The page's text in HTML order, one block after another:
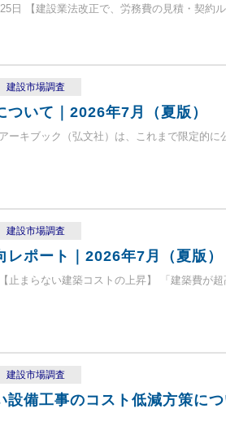
日 【建設業法改正で、労務費の見積・契約
建設市場調査
ついて｜2026年7月（夏版）
ーキブック（弘文社）は、これまで限定的に
建設市場調査
レポート｜2026年7月（夏版）
止まらない建築コストの上昇】 「建築費が
建設市場調査
設備工事のコスト低減方策に